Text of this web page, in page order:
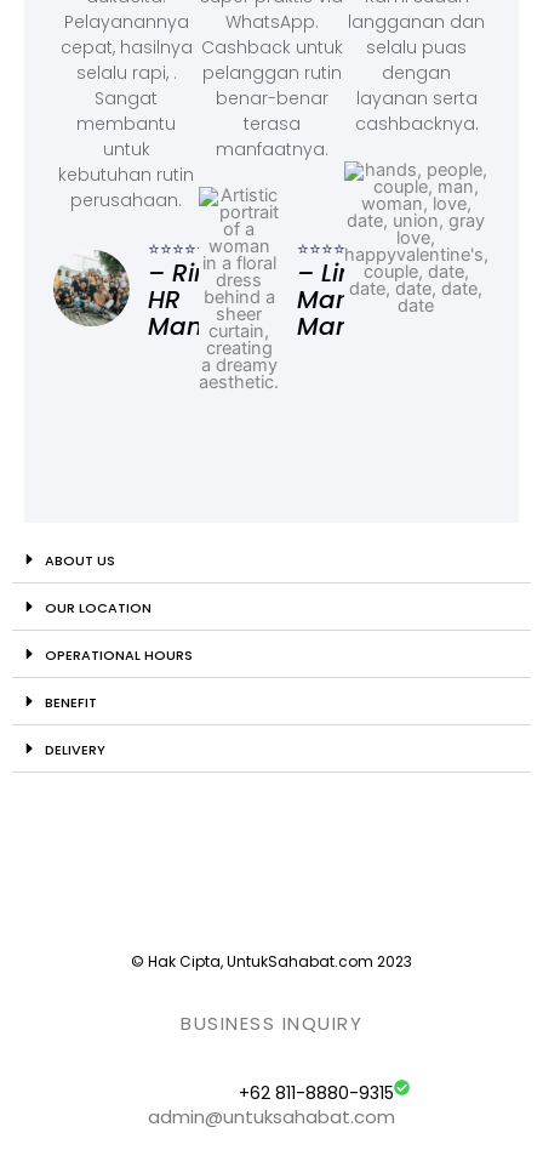
Pelayanannya
cepat, hasilnya
selalu rapi, .
Sangat
membantu
untuk
kebutuhan rutin
perusahaan.
⭐⭐⭐⭐⭐
– Rina,
HR
Manager
WhatsApp.
Cashback untuk
pelanggan rutin
benar-benar
terasa
manfaatnya.
⭐⭐⭐⭐⭐
– Linda,
Marketing
Manager
langganan dan
selalu puas
dengan
layanan serta
cashbacknya.
ABOUT US
OUR LOCATION
OPERATIONAL HOURS
BENEFIT
DELIVERY
© Hak Cipta, UntukSahabat.com 2023
BUSINESS INQUIRY
+62 811-8880-9315
admin@untuksahabat.com